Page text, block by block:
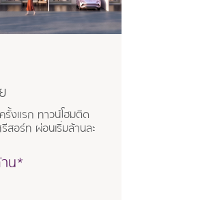
งแรก ทาวน์โฮมติด
อร์ท ผ่อนเริ่มล้านละ
น*